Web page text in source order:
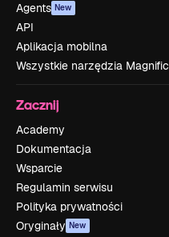
Agents New
API
Aplikacja mobilna
Wszystkie narzędzia Magnific
Zacznij
Academy
Dokumentacja
Wsparcie
Regulamin serwisu
Polityka prywatności
Oryginały New